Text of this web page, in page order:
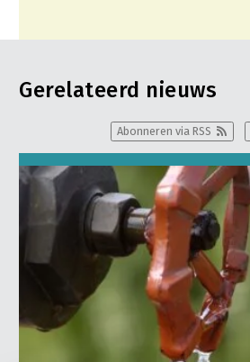
Gerelateerd nieuws
Abonneren via RSS